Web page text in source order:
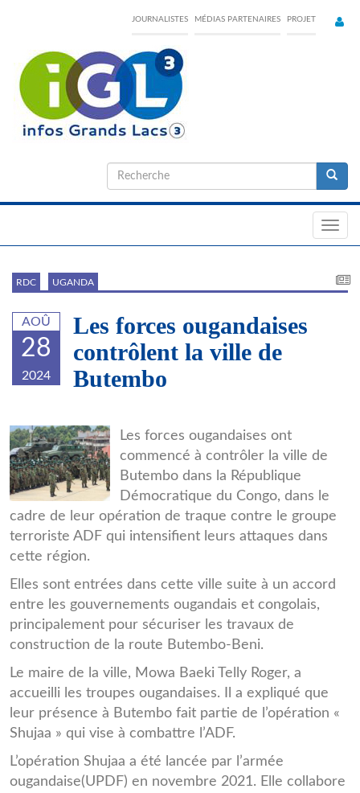
content
JOURNALISTES MÉDIAS PARTENAIRES PROJET
Formulaire
de
RDC UGANDA
AOÛ
28
2024
Les forces ougandaises
contrôlent la ville de
Butembo
Les forces ougandaises ont
commencé à contrôler la ville de
Butembo dans la République
Démocratique du Congo, dans le
cadre de leur opération de traque contre le groupe
terroriste ADF qui intensifient leurs attaques dans
cette région.
Elles sont entrées dans cette ville suite à un accord
entre les gouvernements ougandais et congolais,
principalement pour sécuriser les travaux de
construction de la route Butembo-Beni.
Le maire de la ville, Mowa Baeki Telly Roger, a
accueilli les troupes ougandaises. Il a expliqué que
leur présence à Butembo fait partie de l’opération «
Shujaa » qui vise à combattre l’ADF.
L’opération Shujaa a été lancée par l’armée
ougandaise(UPDF) en novembre 2021. Elle collabore